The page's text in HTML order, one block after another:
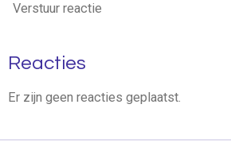
Verstuur reactie
Reacties
Er zijn geen reacties geplaatst.